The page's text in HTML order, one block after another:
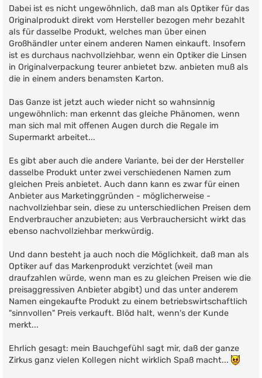
Dabei ist es nicht ungewöhnlich, daß man als Optiker für das
Originalprodukt direkt vom Hersteller bezogen mehr bezahlt
als für dasselbe Produkt, welches man über einen
Großhändler unter einem anderen Namen einkauft. Insofern
ist es durchaus nachvollziehbar, wenn ein Optiker die Linsen
in Originalverpackung teurer anbietet bzw. anbieten muß als
die in einem anders benamsten Karton.
Das Ganze ist jetzt auch wieder nicht so wahnsinnig
ungewöhnlich: man erkennt das gleiche Phänomen, wenn
man sich mal mit offenen Augen durch die Regale im
Supermarkt arbeitet...
Es gibt aber auch die andere Variante, bei der der Hersteller
dasselbe Produkt unter zwei verschiedenen Namen zum
gleichen Preis anbietet. Auch dann kann es zwar für einen
Anbieter aus Marketinggründen - möglicherweise -
nachvollziehbar sein, diese zu unterschiedlichen Preisen dem
Endverbraucher anzubieten; aus Verbrauchersicht wirkt das
ebenso nachvollziehbar merkwürdig.
Und dann besteht ja auch noch die Möglichkeit, daß man als
Optiker auf das Markenprodukt verzichtet (weil man
draufzahlen würde, wenn man es zu gleichen Preisen wie die
preisaggressiven Anbieter abgibt) und das unter anderem
Namen eingekaufte Produkt zu einem betriebswirtschaftlich
"sinnvollen" Preis verkauft. Blöd halt, wenn's der Kunde
merkt...
Ehrlich gesagt: mein Bauchgefühl sagt mir, daß der ganze
Zirkus ganz vielen Kollegen nicht wirklich Spaß macht...